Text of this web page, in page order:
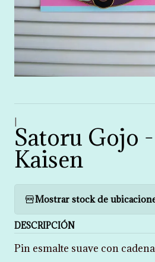
Satoru Gojo
Kaisen
Mostrar stock de
DESCRIPCIÓN
Pin esmalte suave con